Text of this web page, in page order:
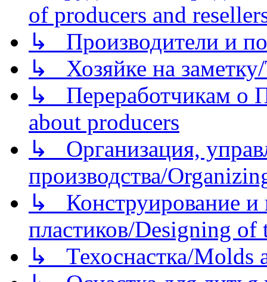
of producers and
↳ Производители и
↳ Хозяйке на
↳ Переработчикам о
about producers
↳ Организация,
производства/
↳ Конструирование и
пластиков/Designing of
↳ Техоснастка/Molds